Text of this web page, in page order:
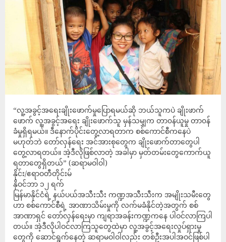
“လူ့အခွင့်အရေးချိုးဖောက်မှုပြောရမယ်ဆို ဘယ်သူကပဲ ချိုးဖာက်
ဖောက် လူ့အခွင့်အရေး ချိုးဖောက်သူ မှန်သမျှက တာ၀န်ယူမှု တာ၀န်
ခံမှုရှိရမယ်။ ဒီနောက်ပိုင်းတွေ့လာရတာက စစ်ကောင်စီကနေပဲ
မဟုတ်ဘဲ တော်လှန်ရေး အင်အားစုတွေက ချိုးဖောက်တာတွေပါ
တွေ့လာရတယ်။ အဲ့ဒီလိုဖြစ်လာတဲ့ အခါမှာ မှတ်တမ်းတွေကောက်ယူ
ရတာတွေရှိတယ်” (ဆရာမဝါဝါ)
နိုင်း/ဧရာဝတီတိုင်းမ်
နိုဝင်ဘာ ၁၂ ရက်
မြန်မာနိုင်ငံရဲ့ နယ်ပယ်အသီးသီး ကဏ္ဍအသီးသီးက အမျိုးသမီးတွေ
ဟာ စစ်ကောင်စီရဲ့ အာဏာသိမ်းမှုကို လက်မခံနိုင်တဲ့အတွက် စစ်
အာဏာရှင် တော်လှန်ရေးမှာ ကျရာအခန်းကဏ္ဍကနေ ပါဝင်လာကြပါ
တယ်။ အဲ့ဒီလိုပါဝင်လာကြသူတွေထဲမှာ လူ့အခွင့်အရေးလှုပ်ရှားမှု
တွေကို ဆောင်ရွက်နေတဲ့ ဆရာမဝါဝါလည်း တစ်ဦးအပါအဝင်ဖြစ်ပါ